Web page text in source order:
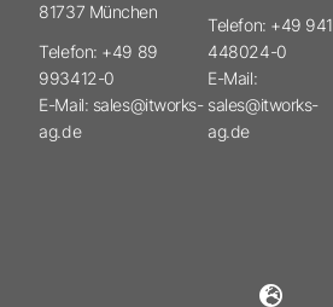
81737 München
Telefon: +49 89
993412-0
E-Mail: sales@itworks-
ag.de
Telefon: +49 941
448024-0
E-Mail:
sales@itworks-
ag.de